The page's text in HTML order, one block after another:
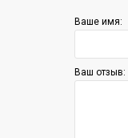
Ваше имя:
Ваш отзыв: